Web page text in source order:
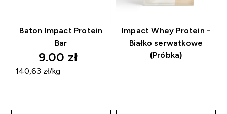
Baton Impact Protein
Bar
9.00 zł‎
140,63 zł‎/kg
Impact Whey Protein -
Białko serwatkowe
(Próbka)